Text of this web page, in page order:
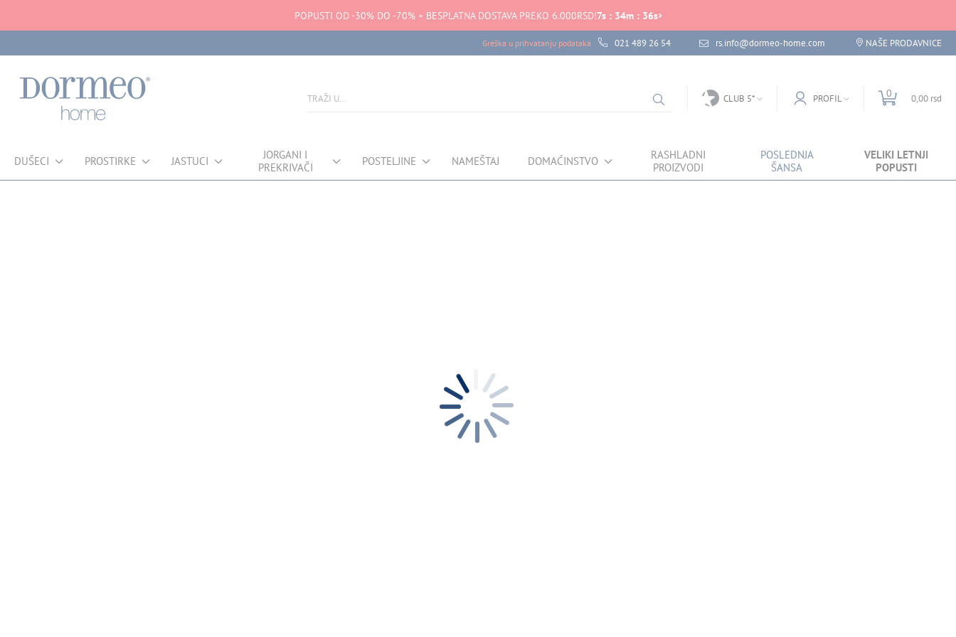
POPUSTI OD -30% DO -70% + BESPLATNA DOSTAVA PREKO 6.000RSD!7s : 34m : 36s
Greška u prihvatanju podataka 021 489 26 54 rs.info@dormeo-home.com NAŠE PRODAVNICE
CLUB 5* PROFIL 0 0,00 rsd
DUŠECI PROSTIRKE JASTUCI
JORGANI I
PREKRIVAČI
POSTELJINE NAMEŠTAJ DOMAĆINSTVO
RASHLADNI
PROIZVODI
POSLEDNJA
ŠANSA
VELIKI LETNJI
POPUSTI